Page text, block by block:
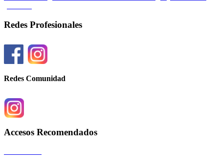
Redes Profesionales
Redes Comunidad
Accesos Recomendados